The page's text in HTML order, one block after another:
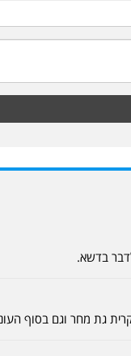
בדשא.